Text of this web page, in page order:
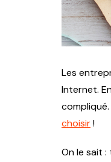
Les
Internet.
choisir!
On le sait